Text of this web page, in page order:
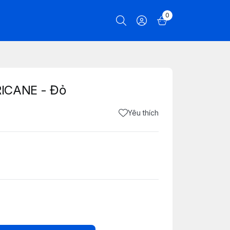
0
- Đỏ
Yêu thích